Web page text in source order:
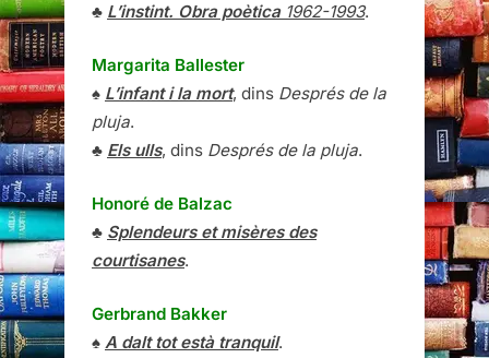
♣ L’instint. Obra poètica1962-1993.
Margarita Ballester
♠ L’infant i la mort, dins Després de la
pluja.
♣ Els ulls, dins Després de la pluja.
Honoré de Balzac
♣ Splendeurs et misères des
courtisanes.
Gerbrand Bakker
♠ A dalt tot està tranquil.